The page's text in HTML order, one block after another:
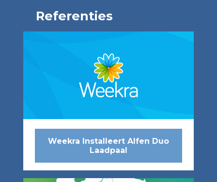
Referenties
Weekra Installeert Alfen Duo
Laadpaal